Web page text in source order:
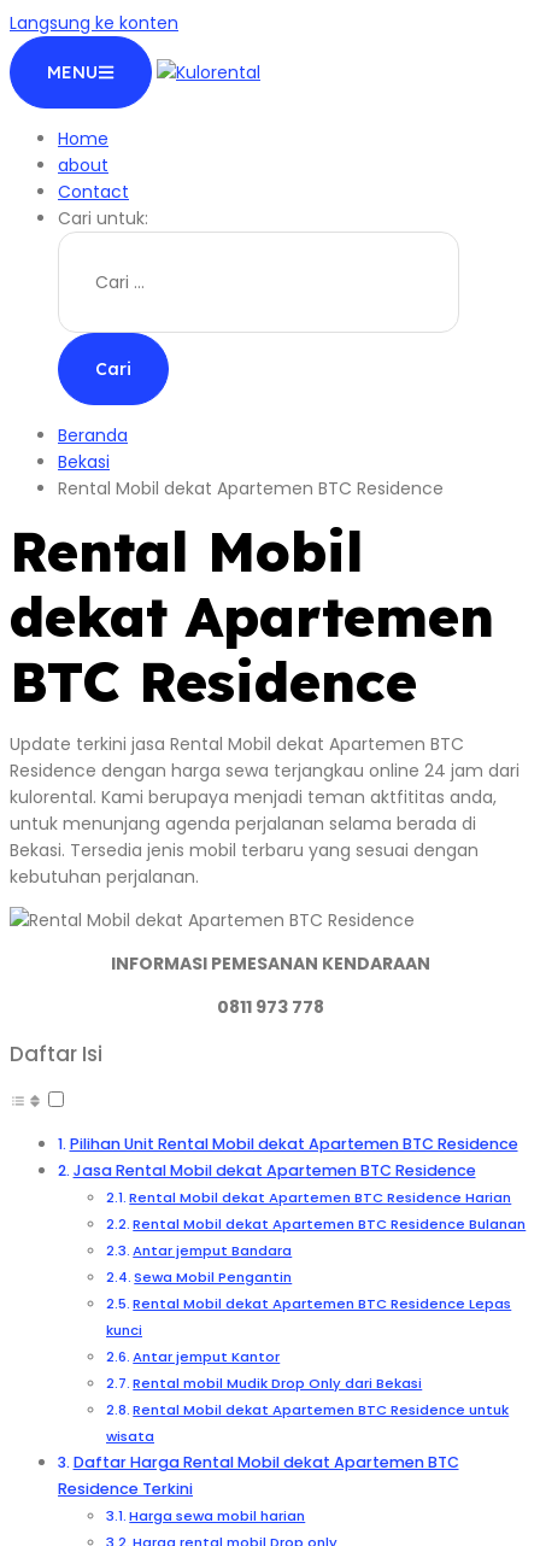
Langsung ke konten
MENU
Home
about
Contact
Cari untuk:
Beranda
Bekasi
Rental Mobil dekat Apartemen BTC Residence
Rental Mobil
dekat Apartemen
BTC Residence
Update terkini jasa Rental Mobil dekat Apartemen BTC
Residence dengan harga sewa terjangkau online 24 jam dari
kulorental. Kami berupaya menjadi teman aktfititas anda,
untuk menunjang agenda perjalanan selama berada di
Bekasi. Tersedia jenis mobil terbaru yang sesuai dengan
kebutuhan perjalanan.
INFORMASI PEMESANAN KENDARAAN
0811 973 778
Daftar Isi
Pilihan Unit Rental Mobil dekat Apartemen BTC Residence
Jasa Rental Mobil dekat Apartemen BTC Residence
Rental Mobil dekat Apartemen BTC Residence Harian
Rental Mobil dekat Apartemen BTC Residence Bulanan
Antar jemput Bandara
Sewa Mobil Pengantin
Rental Mobil dekat Apartemen BTC Residence Lepas
kunci
Antar jemput Kantor
Rental mobil Mudik Drop Only dari Bekasi
Rental Mobil dekat Apartemen BTC Residence untuk
wisata
Daftar Harga Rental Mobil dekat Apartemen BTC
Residence Terkini
Harga sewa mobil harian
Harga rental mobil Drop only